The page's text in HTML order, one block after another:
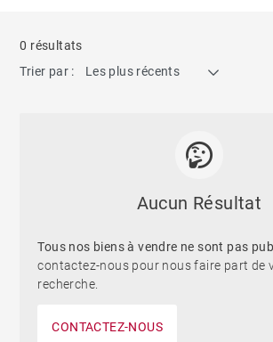
0 résultats
Trier par :
Les plus récents
Aucun Résultat
Tous nos biens à vendre ne sont pas
contactez-nous pour nous faire part de
recherche.
CONTACTEZ-NOUS